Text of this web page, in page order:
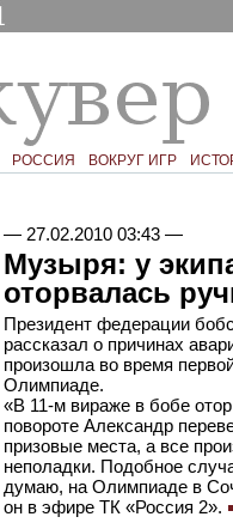
РОССИЯ ВОКРУГ ИГР
— 27.02.2010 03:43—
Музыря: у
оторвалась
Президент федерации
рассказал о причинах
произошла во время
Олимпиаде.
«В 11-м вираже в бобе
повороте Александр
призовые места, а все
неполадки. Подобное
думаю, на Олимпиаде в
он в эфире ТК «Россия 2».